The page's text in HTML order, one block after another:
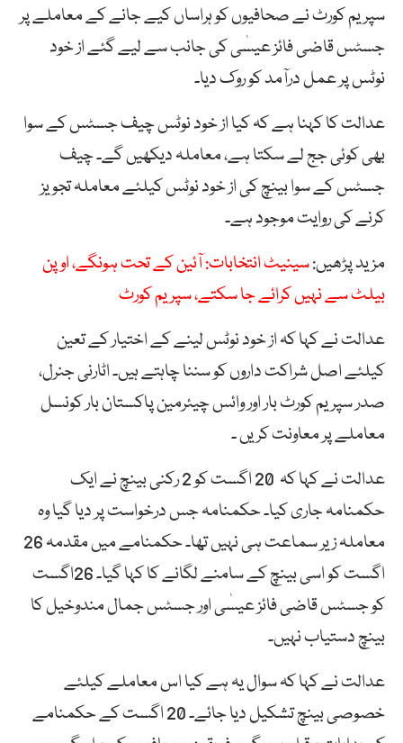
سپریم کورٹ نے صحافیوں کو ہراساں کیے جانے کے معاملے پر
جسٹس قاضی فائز عیسٰی کی جانب سے لیے گئے از خود
نوٹس پر عمل درآمد کو روک دیا۔
عدالت کا کہنا ہے کہ کیا از خود نوٹس چیف جسٹس کے سوا
بھی کوئی جج لے سکتا ہے، معاملہ دیکھیں گے۔ چیف
جسٹس کے سوا بینچ کی از خود نوٹس کیلئے معاملہ تجویز
کرنے کی روایت موجود ہے۔
مزید پڑھیں:سینیٹ انتخابات: آئین کے تحت ہونگے، اوپن
بیلٹ سے نہیں کرائے جا سکتے، سپریم کورٹ
عدالت نے کہا کہ از خود نوٹس لینے کے اختیار کے تعین
کیلئے اصل شراکت داروں کو سننا چاہتے ہیں۔ اٹارنی جنرل،
صدر سپریم کورٹ بار اور وائس چیئرمین پاکستان بار کونسل
معاملے پر معاونت کریں ۔
عدالت نے کہا کہ 20 اگست کو 2 رکنی بینچ نے ایک
حکمنامہ جاری کیا۔ حکمنامہ جس درخواست پر دیا گیا وہ
معاملہ زیر سماعت ہی نہیں تھا۔ حکمنامے میں مقدمہ 26
اگست کو اسی بینچ کے سامنے لگانے کا کہا گیا۔ 26اگست
کو جسٹس قاضی فائز عیسٰی اور جسٹس جمال مندوخیل کا
بینچ دستیاب نہیں۔
عدالت نے کہا کہ سوال یہ ہے کیا اس معاملے کیلئے
خصوصی بینچ تشکیل دیا جائے۔ 20 اگست کے حکمنامے